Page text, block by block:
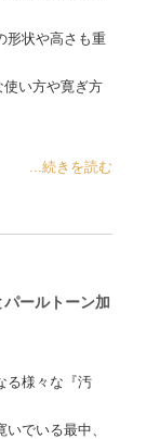
形状や高さも重
い方や寛ぎ方
...続きを読む
ールトーン加
る様々な『汚
でいる最中、